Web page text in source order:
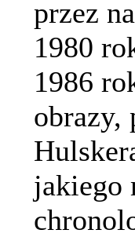
przez
1980
1986
obrazy,
jakiego